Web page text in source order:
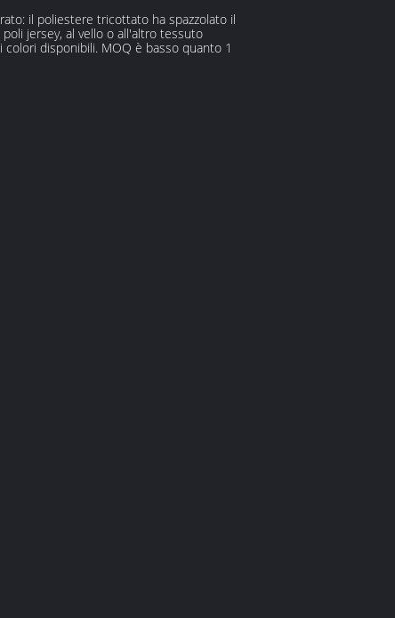
il poliestere tricottato ha spazzolato il
jersey, al vello o all'altro tessuto
disponibili. MOQ è basso quanto 1